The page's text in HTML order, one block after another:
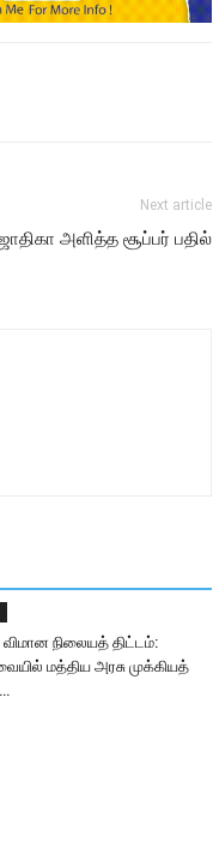
Next article
அளித்த சூப்பர் பதில்
விமான நிலையத் திட்டம்:
மத்திய அரசு முக்கியத்